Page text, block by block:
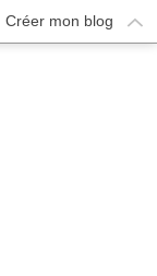
Créer mon blog